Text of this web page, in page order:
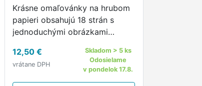
Krásne omaľovánky na hrubom
papieri obsahujú 18 strán s
jednoduchými obrázkami
vyfarbovanie.
12,50 €
vrátane DPH
Skladom > 5 ks
Odosielame
v pondelok 17.8.